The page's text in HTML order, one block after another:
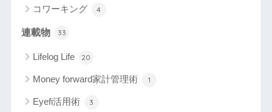
コワーキング 4
連載物 33
Lifelog Life 20
Money forward家計管理術 1
Eyefi活用術 3